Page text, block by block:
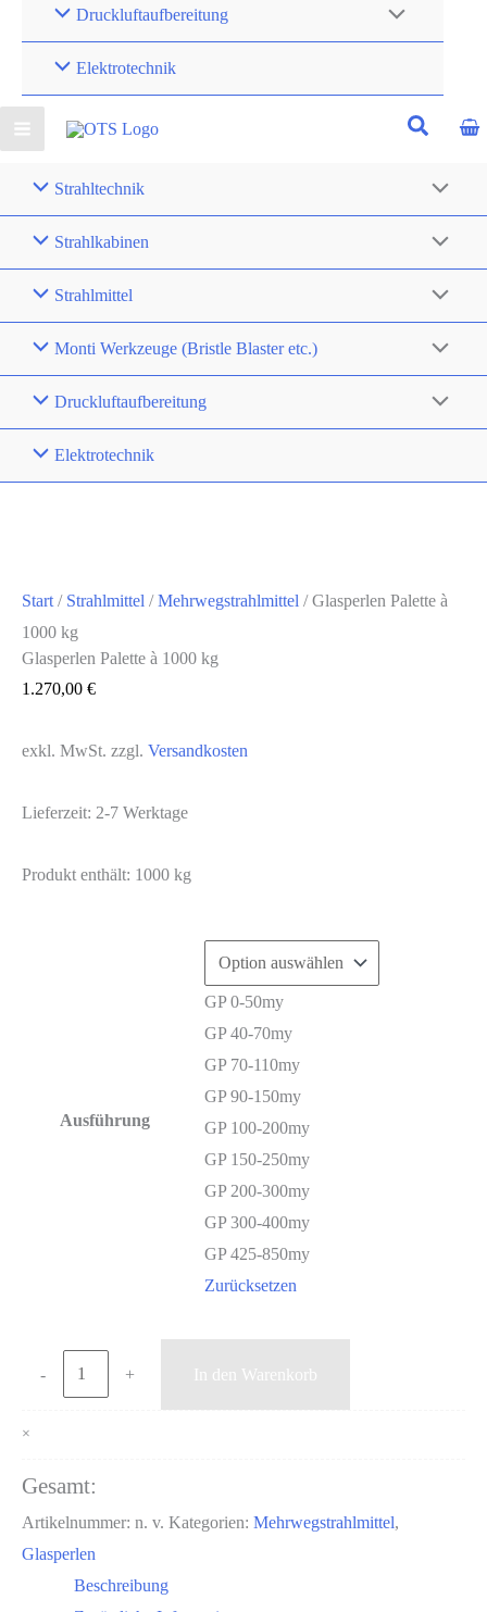
Druckluftaufbereitung
Elektrotechnik
Strahltechnik
Strahlkabinen
Strahlmittel
Monti Werkzeuge (Bristle Blaster etc.)
Druckluftaufbereitung
Elektrotechnik
Start/ Strahlmittel /Mehrwegstrahlmittel / Glasperlen Palette à
1000 kg
Glasperlen Palette à 1000 kg
1.270,00 €
exkl. MwSt. zzgl. Versandkosten
Lieferzeit: 2-7 Werktage
Produkt enthält: 1000 kg
Ausführung
GP 0-50my
GP 40-70my
GP 70-110my
GP 90-150my
GP 100-200my
GP 150-250my
GP 200-300my
GP 300-400my
GP 425-850my
Zurücksetzen
-
Glasperlen
Palette
à
kg
Menge
+ In den Warenkorb
×
Gesamt:
Artikelnummer: n. v. Kategorien: Mehrwegstrahlmittel,
Glasperlen
Beschreibung